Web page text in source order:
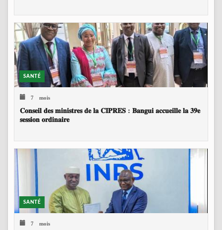
SANTÉ
7 mois
𝐂𝐨𝐧𝐬𝐞𝐢𝐥 𝐝𝐞𝐬 𝐦𝐢𝐧𝐢𝐬𝐭𝐫𝐞𝐬 𝐝𝐞 𝐥𝐚 𝐂𝐈𝐏𝐑𝐄𝐒 : 𝐁𝐚𝐧𝐠𝐮𝐢 𝐚𝐜𝐜𝐮𝐞𝐢𝐥𝐥𝐞 𝐥𝐚 𝟑𝟗𝐞
𝐬𝐞𝐬𝐬𝐢𝐨𝐧 𝐨𝐫𝐝𝐢𝐧𝐚𝐢𝐫𝐞
SANTÉ
7 mois